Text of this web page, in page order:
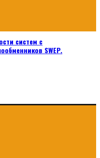
систем с
SWEP.